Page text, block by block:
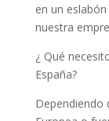
en un
nuestra
¿ Qué
España?
Dependiendo